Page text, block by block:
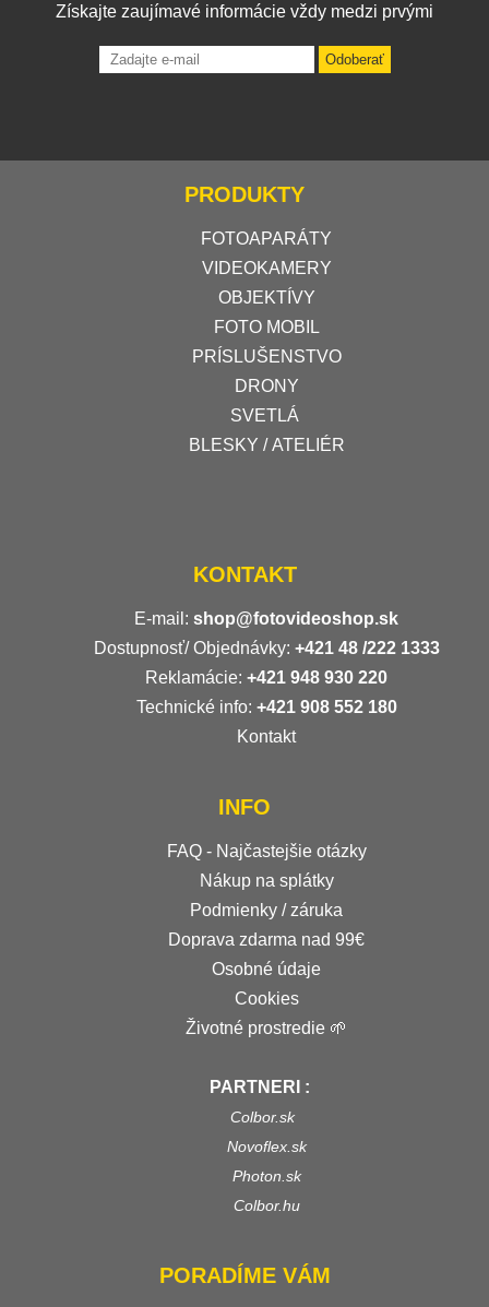
Získajte zaujímavé informácie vždy medzi prvými
Odoberať
PRODUKTY
FOTOAPARÁTY
VIDEOKAMERY
OBJEKTÍVY
FOTO MOBIL
PRÍSLUŠENSTVO
DRONY
SVETLÁ
BLESKY / ATELIÉR
KONTAKT
E-mail: shop@fotovideoshop.sk
Dostupnosť/ Objednávky: +421 48 /222 1333
Reklamácie: +421 948 930 220
Technické info: +421 908 552 180
Kontakt
INFO
FAQ - Najčastejšie otázky
Nákup na splátky
Podmienky / záruka
Doprava zdarma nad 99€
Osobné údaje
Cookies
Životné prostredie 🌱
PARTNERI :
Colbor.sk
Novoflex.sk
Photon.sk
Colbor.hu
PORADÍME VÁM